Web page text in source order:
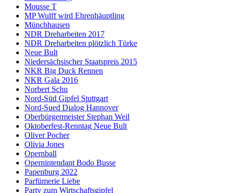
Mousse T
MP Wulff wird Ehrenhäuptling
Münchhausen
NDR Dreharbeiten 2017
NDR Dreharbeiten plötzlich Türke
Neue Bult
Niedersächsischer Staatspreis 2015
NKR Big Duck Rennen
NKR Gala 2016
Norbert Schu
Nord-Süd Gipfel Stuttgart
Nord-Sued Dialog Hannover
Oberbürgermeister Stephan Weil
Oktoberfest-Renntag Neue Bult
Oliver Pocher
Olivia Jones
Opernball
Opernintendant Bodo Busse
Papenburg 2022
Parfümerie Liebe
Party zum Wirtschaftsgipfel